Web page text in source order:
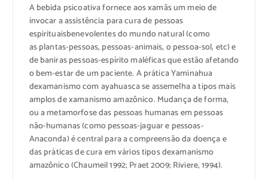
A bebida psicoativaforneceaosxamãsum meio de
invocar aassistência paracurade pessoas
espirituaisbenevolentesdo mundo natural(como
asplantas-pessoas, pessoas-animais, o pessoa-sol, etc)e
de baniraspessoas-espírito maléficasque estão afetando
o bem-estardeum paciente. A práticaYaminahua
dexamanismo com ayahuascase assemelhaatiposmais
amplos dexamanismo amazônico. Mudança de forma,
oua metamorfosedas pessoas humanasem pessoas
não-humanas(comopessoas-jaguare pessoas-
Anaconda)é central para acompreensãoda doençae
daspráticasde curaem vários tipos dexamanismo
amazônico(Chaumeil1992; Praet2009; Riviere, 1994).